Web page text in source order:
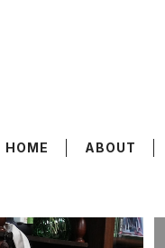
HOME ABOUT